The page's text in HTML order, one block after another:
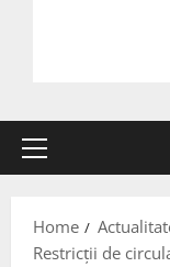
Primary
Home
Restricţii de